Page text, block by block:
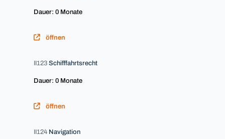
Dauer: 0 Monate
öffnen
II123 Schifffahrtsrecht
Dauer: 0 Monate
öffnen
II124 Navigation